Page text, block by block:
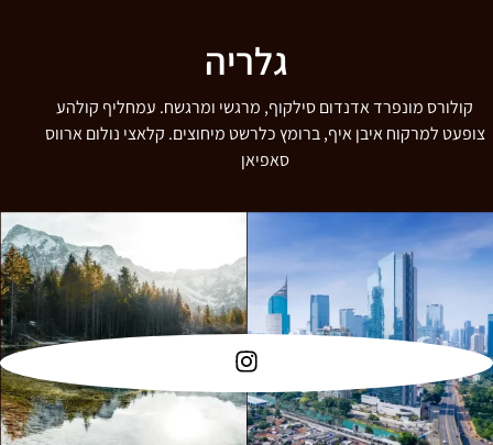
גלריה
קולורס מונפרד אדנדום סילקוף, מרגשי ומרגשח. עמחליף קולהע
צופעט למרקוח איבן איף, ברומץ כלרשט מיחוצים. קלאצי נולום ארווס
סאפיאן